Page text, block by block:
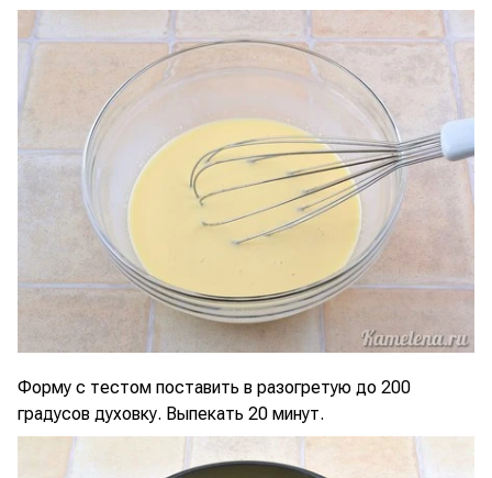
Форму с тестом поставить в разогретую до 200
градусов духовку. Выпекать 20 минут.